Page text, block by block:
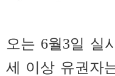
오는 6월3일 실
세 이상 유권자